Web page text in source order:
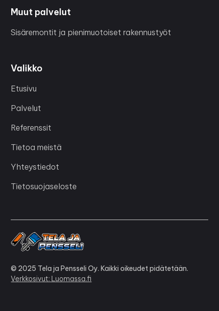
Muut palvelut
Sisäremontit ja pienimuotoiset rakennustyöt
Valikko
Etusivu
Palvelut
Referenssit
Tietoa meistä
Yhteystiedot
Tietosuojaseloste
© 2025 Tela ja Pensseli Oy. Kaikki oikeudet pidätetään.
Verkkosivut: Luomassa.fi